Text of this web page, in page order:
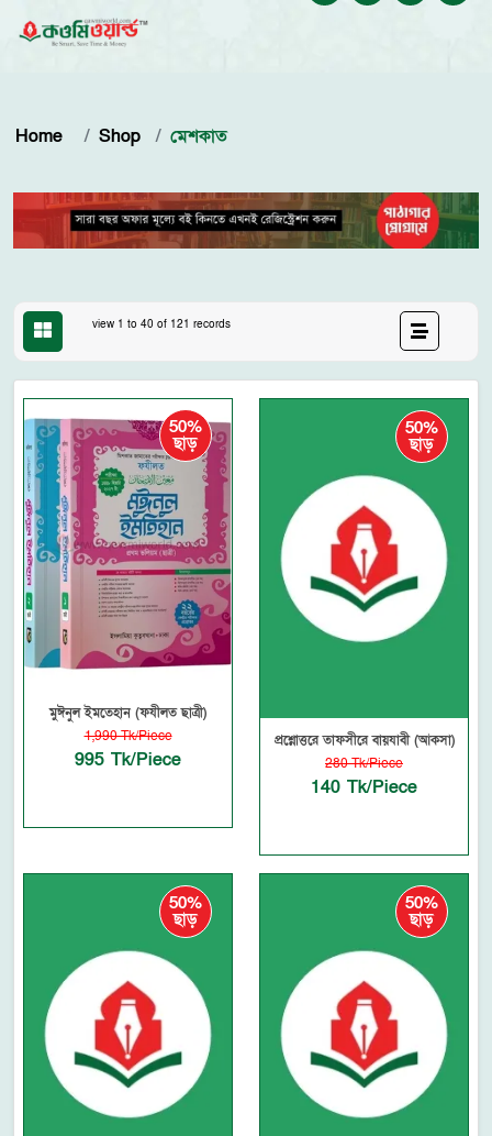
Home Shop মেশকাত
view 1 to 40 of 121 records
50%
ছাড়
মুঈনুল ইমতেহান (ফযীলত ছাত্রী)
1,990 Tk/Piece
995 Tk/Piece
50%
ছাড়
প্রশ্নোত্তরে তাফসীরে বায়যাবী (আকসা)
280 Tk/Piece
140 Tk/Piece
50%
ছাড়
50%
ছাড়